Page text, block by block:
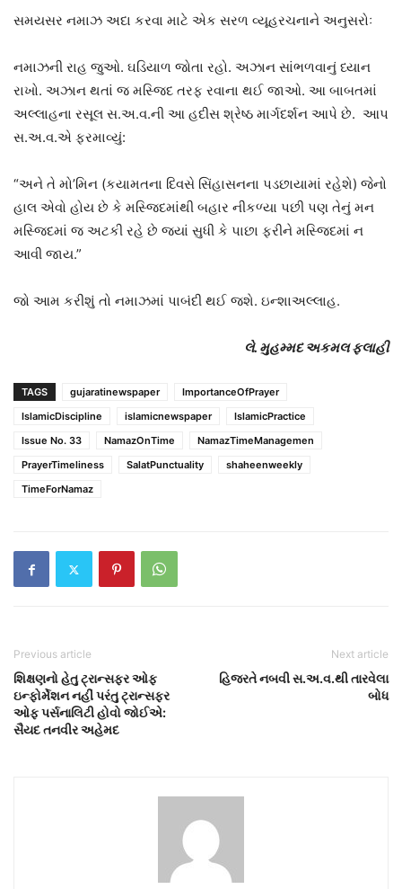
સમયસર નમાઝ અદા કરવા માટે એક સરળ વ્યૂહરચનાને અનુસરોઃ
નમાઝની રાહ જુઓ. ઘડિયાળ જોતા રહો. અઝાન સાંભળવાનું ધ્યાન
રાખો. અઝાન થતાં જ મસ્જિદ તરફ રવાના થઈ જાઓ. આ બાબતમાં
અલ્લાહના રસૂલ સ.અ.વ.ની આ હદીસ શ્રેષ્ઠ માર્ગદર્શન આપે છે. આપ
સ.અ.વ.એ ફરમાવ્યું:
“અને તે મો’મિન (કયામતના દિવસે સિંહાસનના પડછાયામાં રહેશે) જેનો
હાલ એવો હોય છે કે મસ્જિદમાંથી બહાર નીકળ્યા પછી પણ તેનું મન
મસ્જિદમાં જ અટકી રહે છે જ્યાં સુધી કે પાછા ફરીને મસ્જિદમાં ન
આવી જાય.”
જો આમ કરીશું તો નમાઝમાં પાબંદી થઈ જશે. ઇન્શાઅલ્લાહ.
લે. મુહમ્મદ અકમલ ફલાહી
TAGS gujaratinewspaper
ImportanceOfPrayer
IslamicDiscipline
islamicnewspaper
IslamicPractice
Issue No. 33
NamazOnTime
NamazTimeManagemen
PrayerTimeliness
SalatPunctuality
shaheenweekly
TimeForNamaz
Previous article
શિક્ષણનો હેતુ ટ્રાન્સફર ઓફ
ઇન્ફોર્મેશન નહીં પરંતુ ટ્રાન્સફર
ઓફ પર્સનાલિટી હોવો જોઈએ:
સૈયદ તનવીર અહેમદ
Next article
હિજરતે નબવી સ.અ.વ.થી તારવેલા
બોધ